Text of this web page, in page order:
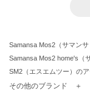
Samansa Mos2（サマン
Samansa Mos2 home's（
SM2（エスエムツー）の
TSUHARU by Samansa
その他のブランド ＋